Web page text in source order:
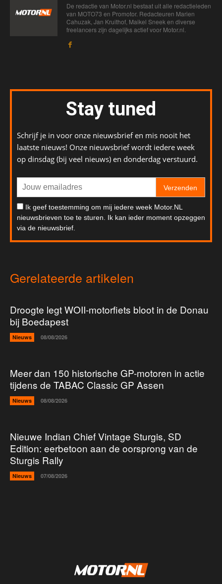
De redactie van Motor.nl bestaat uit alle redactieleden
van MOTO73 en Promotor. Redacteuren Marien
Cahuzak, Jan Kruithof, Maikel Sneek en diverse
freelancers zijn dagelijks actief voor Motor.nl.
Stay tuned
Schrijf je in voor onze nieuwsbrief en mis nooit het
laatste nieuws! Onze nieuwsbrief wordt iedere week
op dinsdag (bij veel nieuws) en donderdag verstuurd.
Verzenden
Ik geef toestemming om mij iedere week Motor.NL
nieuwsbrieven toe te sturen. Ik kan ieder moment opzeggen
via de nieuwsbrief.
Gerelateerde artikelen
Droogte legt WOII-motorfiets bloot in de Donau
bij Boedapest
Nieuws 08/08/2026
Meer dan 150 historische GP-motoren in actie
tijdens de TABAC Classic GP Assen
Nieuws 08/08/2026
Nieuwe Indian Chief Vintage Sturgis, SD
Edition: eerbetoon aan de oorsprong van de
Sturgis Rally
Nieuws 07/08/2026